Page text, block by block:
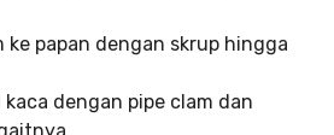
ke papan dengan skrup hingga
dengan pipe clam dan